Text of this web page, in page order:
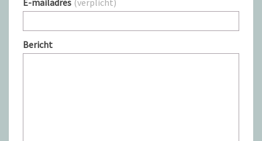
E-mailadres (verplicht)
Bericht